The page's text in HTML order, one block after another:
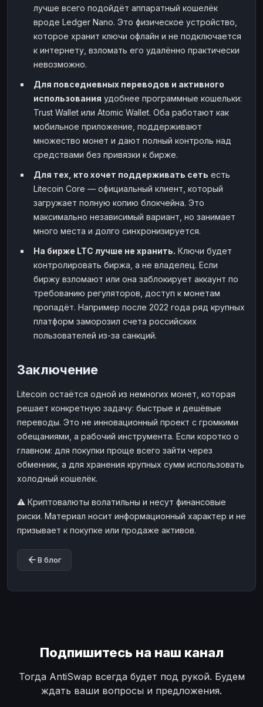
лучше всего подойдёт аппаратный кошелёк
вроде Ledger Nano. Это физическое устройство,
которое хранит ключи офлайн и не подключается
к интернету, взломать его удалённо практически
невозможно.
Для повседневных переводов и активного
использования удобнее программные кошельки:
Trust Wallet или Atomic Wallet. Оба работают как
мобильное приложение, поддерживают
множество монет и дают полный контроль над
средствами без привязки к бирже.
Для тех, кто хочет поддерживать сеть есть
Litecoin Core — официальный клиент, который
загружает полную копию блокчейна. Это
максимально независимый вариант, но занимает
много места и долго синхронизируется.
На бирже LTC лучше не хранить. Ключи будет
контролировать биржа, а не владелец. Если
биржу взломают или она заблокирует аккаунт по
требованию регуляторов, доступ к монетам
пропадёт. Например после 2022 года ряд крупных
платформ заморозил счета российских
пользователей из-за санкций.
Заключение
Litecoin остаётся одной из немногих монет, которая
решает конкретную задачу: быстрые и дешёвые
переводы. Это не инновационный проект с громкими
обещаниями, а рабочий инструмента. Если коротко о
главном: для покупки проще всего зайти через
обменник, а для хранения крупных сумм использовать
холодный кошелёк.
⚠️ Криптовалюты волатильны и несут финансовые
риски. Материал носит информационный характер и не
призывает к покупке или продаже активов.
В блог
Подпишитесь на наш канал
Тогда AntiSwap всегда будет под рукой. Будем
ждать ваши вопросы и предложения.